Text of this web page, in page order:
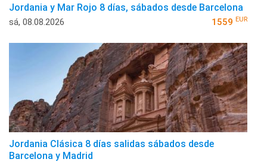
Jordania y Mar Rojo 8 días, sábados desde Barcelona
sá, 08.08.2026 1559 EUR
Jordania Clásica 8 días salidas sábados desde
Barcelona y Madrid